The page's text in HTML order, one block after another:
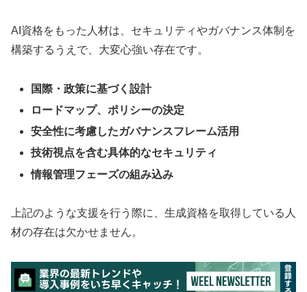
AI資格をもった人材は、セキュリティやガバナンス体制を
構築するうえで、大変心強い存在です。
国際・政策に基づく設計
ロードマップ、ポリシーの決定
安全性に考慮したガバナンスフレーム活用
技術視点を含む具体的なセキュリティ
情報管理フェーズの組み込み
上記のような支援を行う際に、生成資格を取得している人
材の存在は欠かせません。